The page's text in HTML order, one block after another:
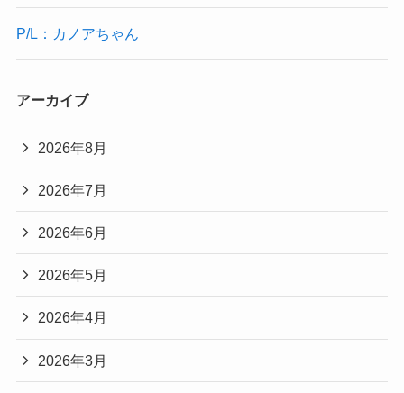
P/L：カノアちゃん
アーカイブ
2026年8月
2026年7月
2026年6月
2026年5月
2026年4月
2026年3月